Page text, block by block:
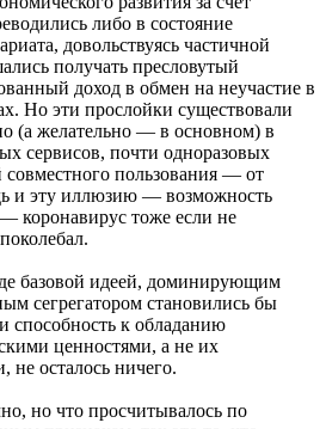
либо в состояние
довольствуясь частичной
получать пресловутый
доход в обмен на неучастие в
Но эти прослойки существовали
(а желательно — в основном) в
сервисов, почти одноразовых
пользования — от
и эту иллюзию — возможность
коронавирус тоже если не
базовой идеей, доминирующим
сегрегатором становились бы
способность к обладанию
ценностями, а не их
не осталось ничего.
но что просчитывалось по